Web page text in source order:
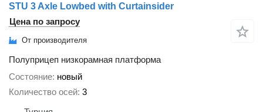
STU 3 Axle Lowbed with Curtainsider
Цена по запросу
От производителя
Полуприцеп низкорамная платформа
Состояние новый
Количество осей 3